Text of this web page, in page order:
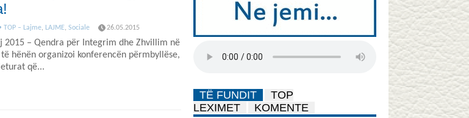
TOP – Lajme, LAJME, Sociale 26.05.2015
2015 – Qendra për Integrim dhe Zhvillim në
të hënën organizoi konferencën përmbyllëse,
që...
TË FUNDIT
TOP
LEXIMET
KOMENTE